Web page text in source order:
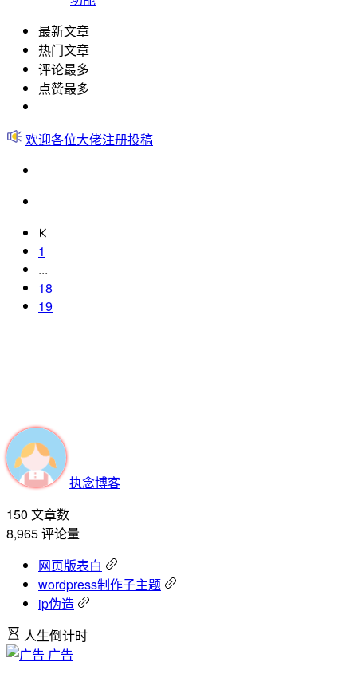
最新文章
热门文章
评论最多
点赞最多
欢迎各位大佬注册投稿
1
...
18
19
执念博客
150 文章数
8,965评论量
网页版表白
wordpress制作子主题
ip伪造
人生倒计时
广告